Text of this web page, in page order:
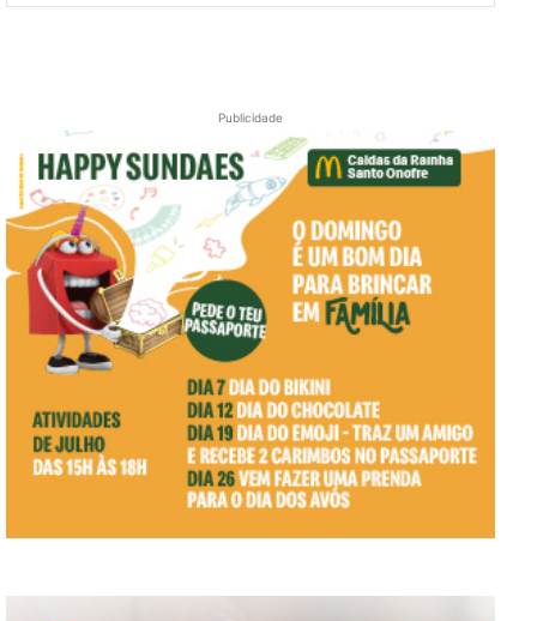
Publicidade